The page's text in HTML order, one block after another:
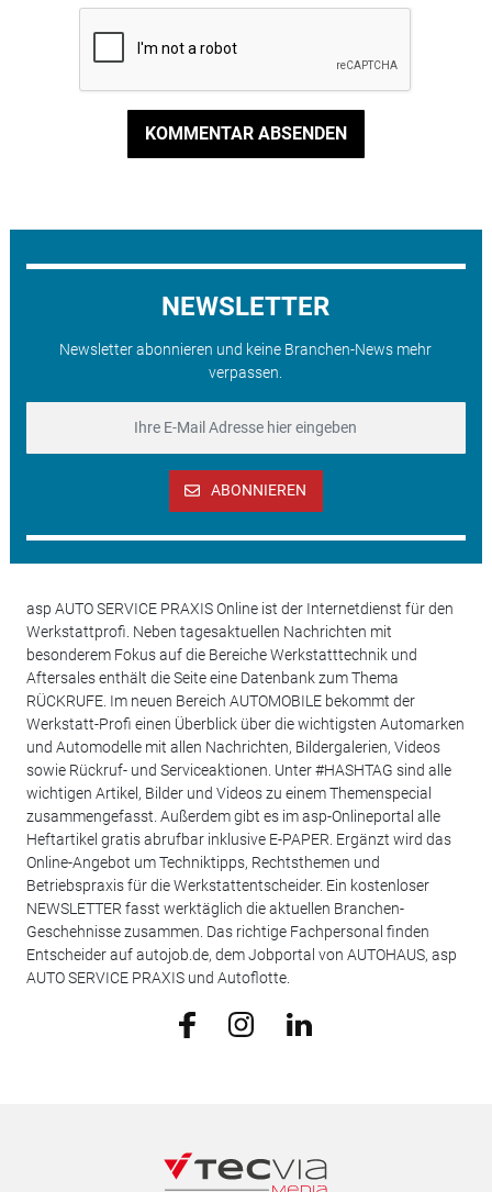
KOMMENTAR ABSENDEN
NEWSLETTER
Newsletter abonnieren und keine Branchen-News mehr
verpassen.
ABONNIEREN
asp AUTO SERVICE PRAXIS Online ist der Internetdienst für den
Werkstattprofi. Neben tagesaktuellen Nachrichten mit
besonderem Fokus auf die Bereiche Werkstatttechnik und
Aftersales enthält die Seite eine Datenbank zum Thema
RÜCKRUFE. Im neuen Bereich AUTOMOBILE bekommt der
Werkstatt-Profi einen Überblick über die wichtigsten Automarken
und Automodelle mit allen Nachrichten, Bildergalerien, Videos
sowie Rückruf- und Serviceaktionen. Unter #HASHTAG sind alle
wichtigen Artikel, Bilder und Videos zu einem Themenspecial
zusammengefasst. Außerdem gibt es im asp-Onlineportal alle
Heftartikel gratis abrufbar inklusive E-PAPER. Ergänzt wird das
Online-Angebot um Techniktipps, Rechtsthemen und
Betriebspraxis für die Werkstattentscheider. Ein kostenloser
NEWSLETTER fasst werktäglich die aktuellen Branchen-
Geschehnisse zusammen. Das richtige Fachpersonal finden
Entscheider auf autojob.de, dem Jobportal von AUTOHAUS, asp
AUTO SERVICE PRAXIS und Autoflotte.